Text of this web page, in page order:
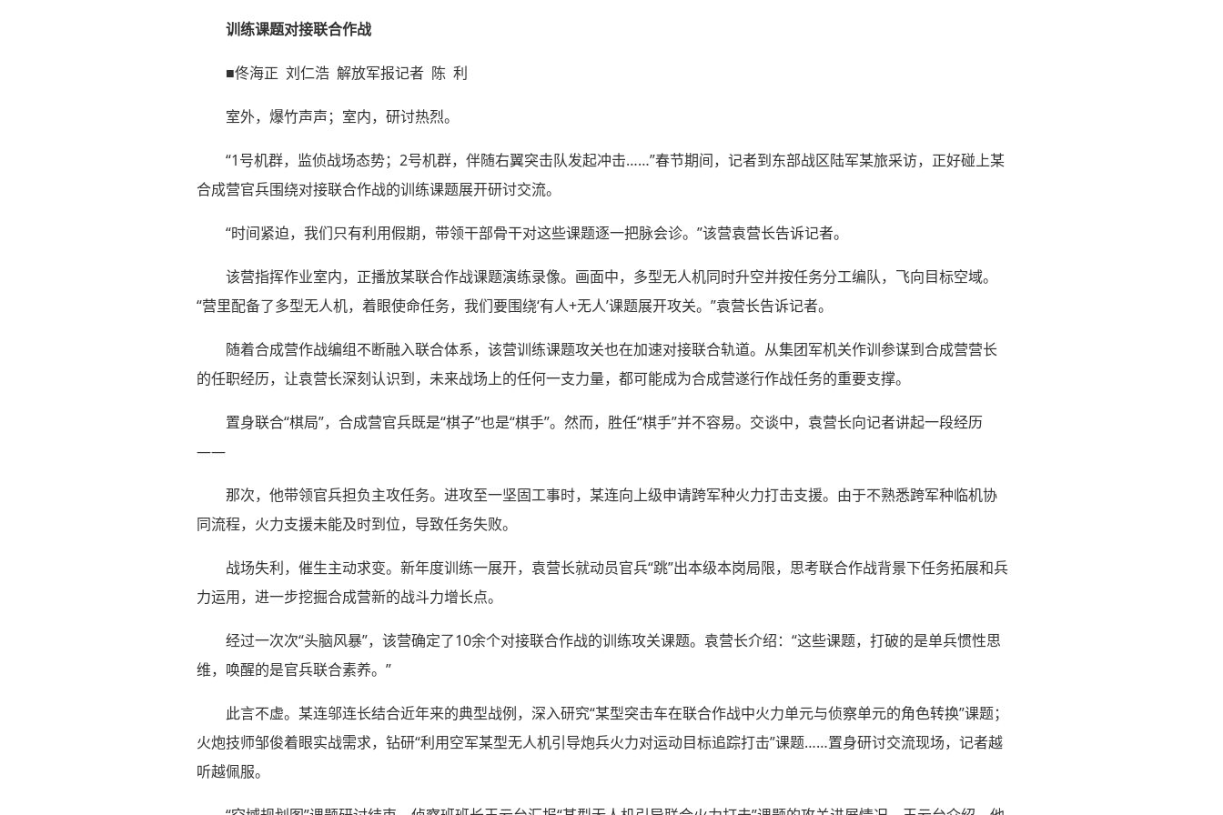
训练课题对接联合作战
■佟海正 刘仁浩 解放军报记者 陈 利
室外，爆竹声声；室内，研讨热烈。
“1号机群，监侦战场态势；2号机群，伴随右翼突击队发起冲击……”春节期间，记者到东部战区陆军某旅采访，正好碰上某
合成营官兵围绕对接联合作战的训练课题展开研讨交流。
“时间紧迫，我们只有利用假期，带领干部骨干对这些课题逐一把脉会诊。”该营袁营长告诉记者。
该营指挥作业室内，正播放某联合作战课题演练录像。画面中，多型无人机同时升空并按任务分工编队，飞向目标空域。
“营里配备了多型无人机，着眼使命任务，我们要围绕‘有人+无人’课题展开攻关。”袁营长告诉记者。
随着合成营作战编组不断融入联合体系，该营训练课题攻关也在加速对接联合轨道。从集团军机关作训参谋到合成营营长
的任职经历，让袁营长深刻认识到，未来战场上的任何一支力量，都可能成为合成营遂行作战任务的重要支撑。
置身联合“棋局”，合成营官兵既是“棋子”也是“棋手”。然而，胜任“棋手”并不容易。交谈中，袁营长向记者讲起一段经历
——
那次，他带领官兵担负主攻任务。进攻至一坚固工事时，某连向上级申请跨军种火力打击支援。由于不熟悉跨军种临机协
同流程，火力支援未能及时到位，导致任务失败。
战场失利，催生主动求变。新年度训练一展开，袁营长就动员官兵“跳”出本级本岗局限，思考联合作战背景下任务拓展和兵
力运用，进一步挖掘合成营新的战斗力增长点。
经过一次次“头脑风暴”，该营确定了10余个对接联合作战的训练攻关课题。袁营长介绍：“这些课题，打破的是单兵惯性思
维，唤醒的是官兵联合素养。”
此言不虚。某连邬连长结合近年来的典型战例，深入研究“某型突击车在联合作战中火力单元与侦察单元的角色转换”课题；
火炮技师邹俊着眼实战需求，钻研“利用空军某型无人机引导炮兵火力对运动目标追踪打击”课题……置身研讨交流现场，记者越
听越佩服。